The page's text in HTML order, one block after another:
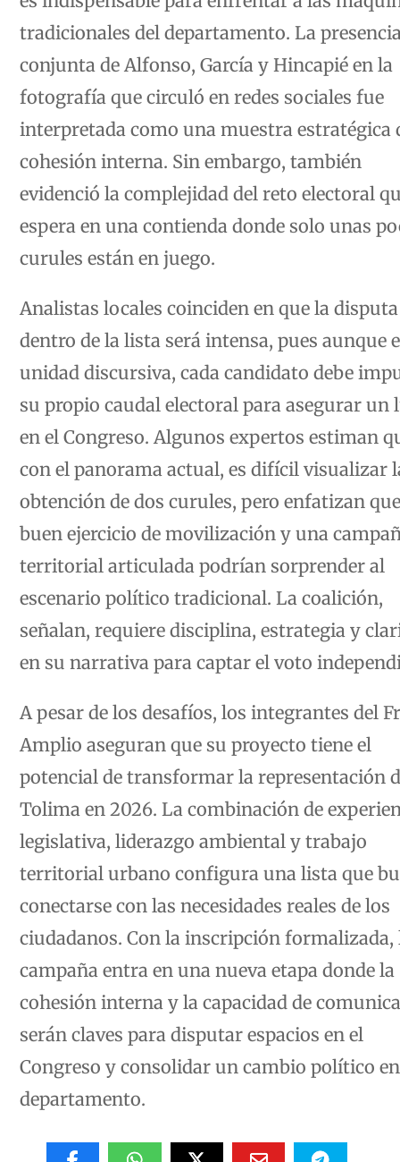
tradicionales del departamento. La
conjunta de Alfonso, García y Hincapié en la
fotografía que circuló en redes sociales fue
interpretada como una muestra estratégica
cohesión interna. Sin embargo, también
evidenció la complejidad del reto electoral
espera en una contienda donde solo unas
curules están en juego.
Analistas locales coinciden en que la disputa
dentro de la lista será intensa, pues aunque
unidad discursiva, cada candidato debe
su propio caudal electoral para asegurar un
en el Congreso. Algunos expertos estiman
con el panorama actual, es difícil visualizar
obtención de dos curules, pero enfatizan
buen ejercicio de movilización y una
territorial articulada podrían sorprender al
escenario político tradicional. La coalición,
señalan, requiere disciplina, estrategia y
en su narrativa para captar el voto
A pesar de los desafíos, los integrantes del
Amplio aseguran que su proyecto tiene el
potencial de transformar la representación
Tolima en 2026. La combinación de
legislativa, liderazgo ambiental y trabajo
territorial urbano configura una lista que
conectarse con las necesidades reales de los
ciudadanos. Con la inscripción formalizada,
campaña entra en una nueva etapa donde la
cohesión interna y la capacidad de
serán claves para disputar espacios en el
Congreso y consolidar un cambio político
departamento.